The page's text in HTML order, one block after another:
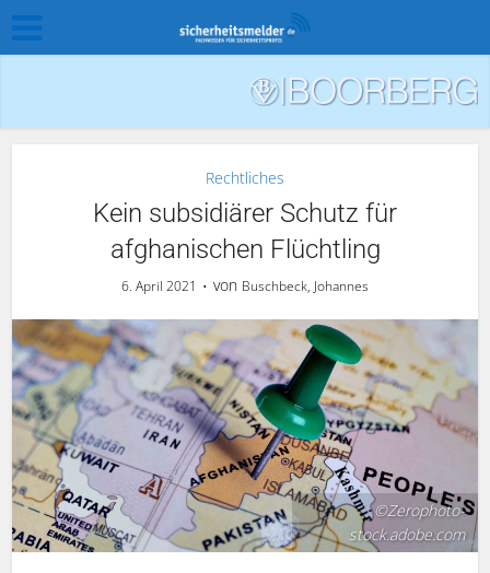
Rechtliches
Kein subsidiärer Schutz für
afghanischen Flüchtling
6. April 2021 von Buschbeck, Johannes
©Zerophoto-
stock.adobe.com